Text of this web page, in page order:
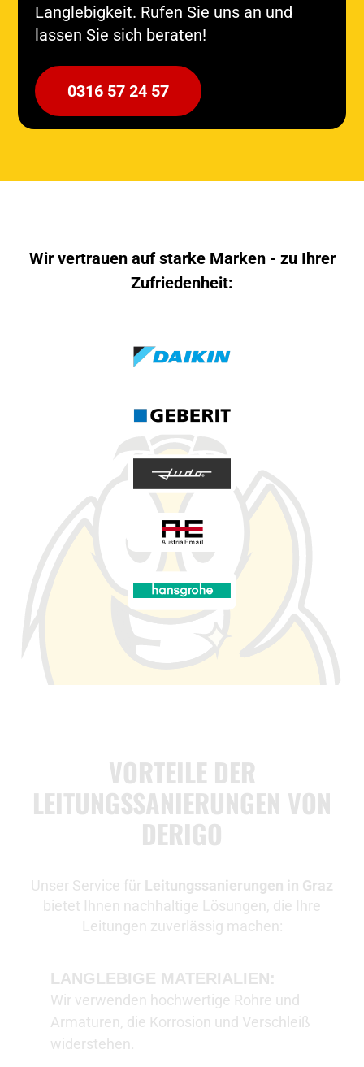
Langlebigkeit. Rufen Sie uns an und
lassen Sie sich beraten!
0316 57 24 57
Wir vertrauen auf starke Marken - zu Ihrer
Zufriedenheit:
VORTEILE DER
LEITUNGSSANIERUNGEN VON
DERIGO
Unser Service für Leitungssanierungen in Graz
bietet Ihnen nachhaltige Lösungen, die Ihre
Leitungen zuverlässig machen:
LANGLEBIGE MATERIALIEN:
Wir verwenden hochwertige Rohre und
Armaturen, die Korrosion und Verschleiß
widerstehen.